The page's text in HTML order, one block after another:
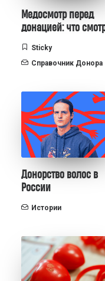
Медосмотр перед
донацией: что
Sticky
Справочник Донора
Донорство волос в
России
Истории